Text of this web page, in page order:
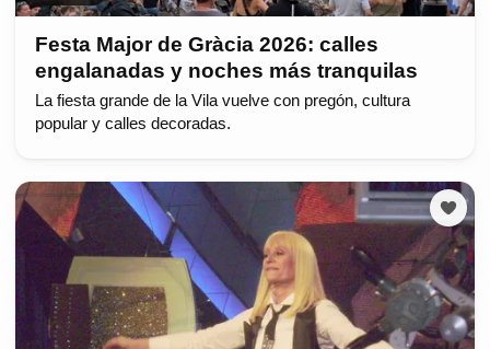
Festa Major de Gràcia 2026: calles
engalanadas y noches más tranquilas
La fiesta grande de la Vila vuelve con pregón, cultura
popular y calles decoradas.